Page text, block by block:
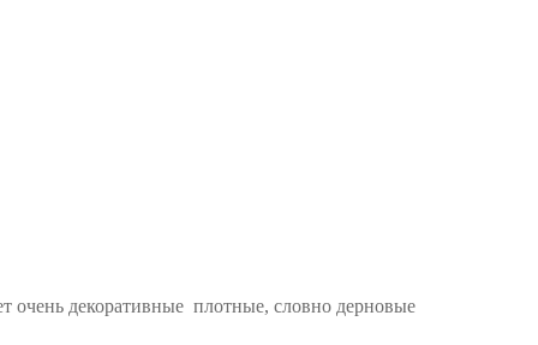
очень декоративные плотные, словно дерновые